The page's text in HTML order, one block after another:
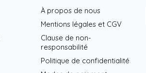
À propos de nous
Mentions légales et CGV
Clause de non-
responsabilité
Politique de confidentialité